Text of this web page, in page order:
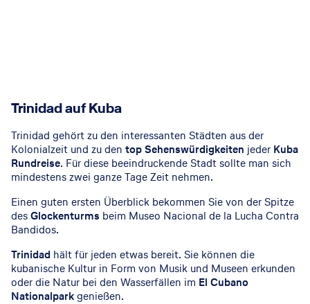
Trinidad auf Kuba
Trinidad gehört zu den interessanten Städten aus der
Kolonialzeit und zu den top Sehenswürdigkeiten jeder Kuba
Rundreise. Für diese beeindruckende Stadt sollte man sich
mindestens zwei ganze Tage Zeit nehmen.
Einen guten ersten Überblick bekommen Sie von der Spitze
desGlockenturms beim Museo Nacional de la Lucha Contra
Bandidos.
Trinidad hält für jeden etwas bereit. Sie können die
kubanische Kultur in Form von Musik und Museen erkunden
oder die Natur bei den Wasserfällen im El Cubano
Nationalparkgenießen.